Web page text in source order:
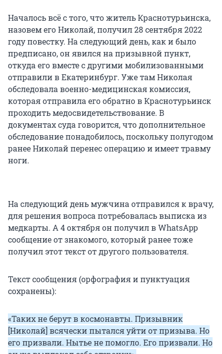
Началось всё с того, что житель Краснотурьинска,
назовем его Николай, получил 28 сентября 2022
году повестку. На следующий день, как и было
предписано, он явился на призывной пункт,
откуда его вместе с другими мобилизованными
отправили в Екатеринбург. Уже там Николая
обследовала военно-медицинская комиссия,
которая отправила его обратно в Краснотурьинск
проходить медосвидетельствование. В
документах суда говорится, что дополнительное
обследование понадобилось, поскольку полугодом
ранее Николай перенес операцию и имеет травму
ноги.
На следующий день мужчина отправился к врачу,
для решения вопроса потребовалась выписка из
медкарты. А 4 октября он получил в WhatsApp
сообщение от знакомого, который ранее тоже
получил этот текст от другого пользователя.
Текст сообщения (орфография и пунктуация
сохранены):
«Таких не берут в космонавты. Призывник
[Николай] всячески пытался уйти от призыва. Но
его призвали. Нытье не помогло. Его призвали. Но